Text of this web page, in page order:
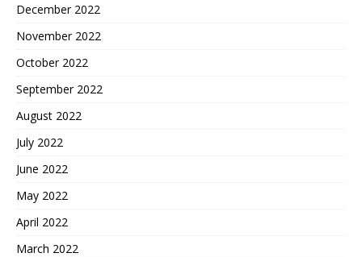
December 2022
November 2022
October 2022
September 2022
August 2022
July 2022
June 2022
May 2022
April 2022
March 2022